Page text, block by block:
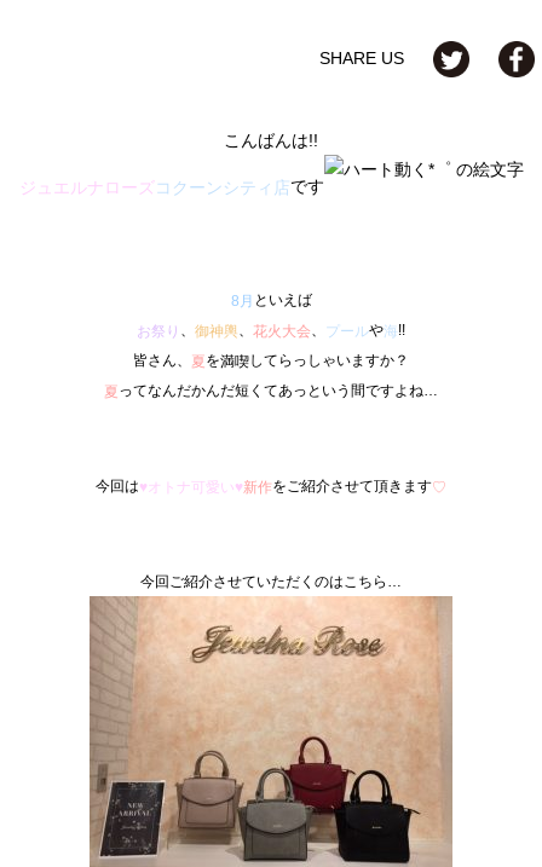
SHARE US
こんばんは!!
ジュエルナローズコクーンシティ店です
8月 といえば
お祭り
御神輿 花火大会 プールや海!!
皆さん、 夏を満喫してらっしゃいますか？
夏ってなんだかんだ短くてあっという間ですよね…
今回は♥オトナ可愛い♥新作をご紹介させて頂きます♡
今回ご紹介させていただくのはこちら…